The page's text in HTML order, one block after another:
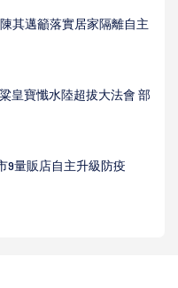
其邁籲落實居家隔離自主
皇寶懺水陸超拔大法會 部
9量販店自主升級防疫